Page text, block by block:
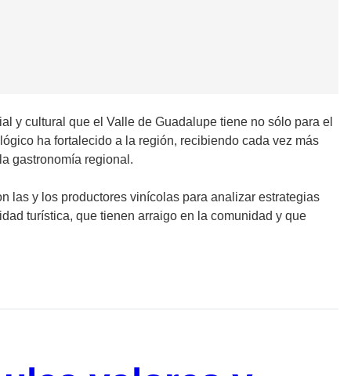
y cultural que el Valle de Guadalupe tiene no sólo para el
ha fortalecido a la región, recibiendo cada vez más
gastronomía regional.
las y los productores vinícolas para analizar estrategias
turística, que tienen arraigo en la comunidad y que